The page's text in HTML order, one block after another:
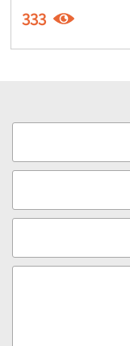
333